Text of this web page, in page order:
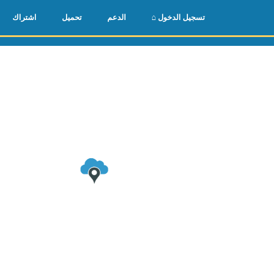
اشتراك تحميل الدعم ⌂ تسجيل الدخول